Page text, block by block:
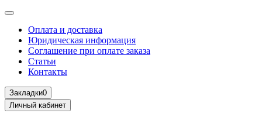
Оплата и доставка
Юридическая информация
Соглашение при оплате заказа
Статьи
Контакты
Закладки0
Личный кабинет